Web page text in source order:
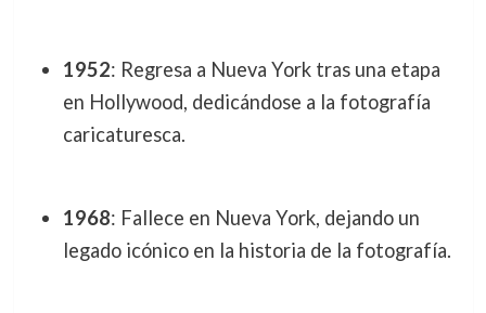
1952: Regresa a Nueva York tras una etapa
en Hollywood, dedicándose a la fotografía
caricaturesca.
1968: Fallece en Nueva York, dejando un
legado icónico en la historia de la fotografía.